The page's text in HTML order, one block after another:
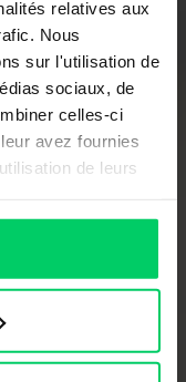
relatives aux
Nous
sur l'utilisation de
sociaux, de
celles-ci
avez fournies
de leurs
Areas